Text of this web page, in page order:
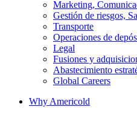
Marketing,
Gestión de riesgos,
Transporte
Operaciones de
Legal
Fusiones y
Abastecimiento
Global Careers
Why Americold